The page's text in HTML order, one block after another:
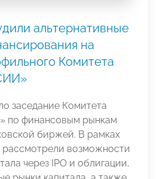
альтернативные
на
Комитета
заседание Комитета
финансовым рынкам
биржей. В рамках
рассмотрели возможности
через IPO и облигации,